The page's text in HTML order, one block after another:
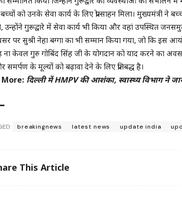
को उनके सेवा कार्य के लिए प्रोत्साहन मिला। मुख्यमंत्री
उन्होंने गुरूद्वारे में सेवा कार्य भी किया और वहां उपस्थित
पर सुश्री नेहा बग्गा का भी सम्मान किया गया, जो कि इस
ना केवल गुरु गोबिंद सिंह जी के योगदान को याद करने का
समर्पण के मूल्यों को बढ़ावा देने के लिए प्रतिबद्ध है।
More: दिल्ली में HMPV की आशंका, स्वास्थ्य विभाग ने
breakingnews latest news update india
This Article